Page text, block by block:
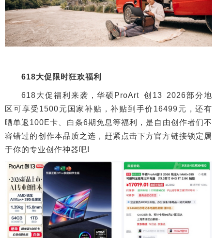
618大促限时狂欢福利
618大促福利来袭，华硕ProArt 创13 2026部分地
区可享受1500元国家补贴，补贴到手价16499元，还有
晒单返100E卡、白条6期免息等福利，是自由创作者们不
容错过的创作本品质之选，赶紧点击下方官方链接锁定属
于你的专业创作神器吧!